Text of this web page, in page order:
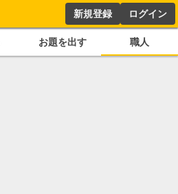
新規登録 ログイン
お題を出す 職人